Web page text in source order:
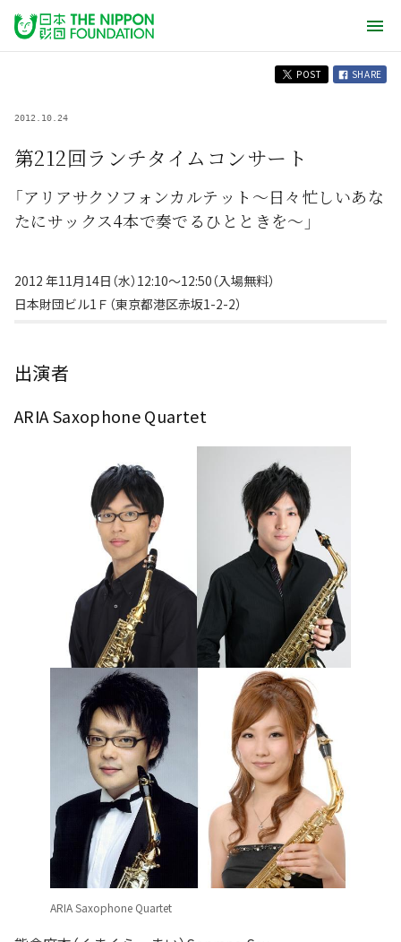
POST SHARE
2012.10.24
第212回ランチタイムコンサート
「アリアサクソフォンカルテット〜日々忙しいあな
たにサックス4本で奏でるひとときを〜」
2012 年11月14日（水）12:10〜12:50（入場無料）
日本財団ビル1Ｆ（東京都港区赤坂1-2-2）
出演者
ARIA Saxophone Quartet
ARIA Saxophone Quartet